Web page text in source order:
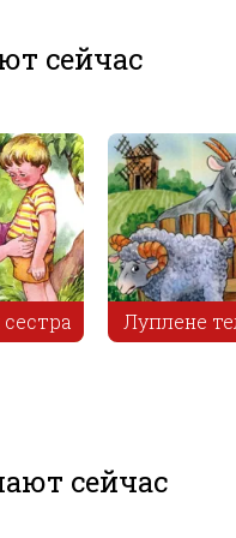
сейчас
горы
Лев и волк
сейчас